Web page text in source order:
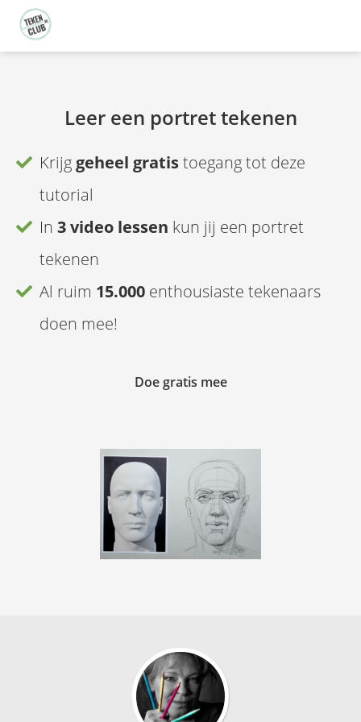
Leer een portret tekenen
Krijg geheel gratistoegang tot deze
tutorial
In 3 video lessen kun jij een portret
tekenen
Al ruim 15.000 enthousiaste tekenaars
doen mee!
Doe gratis mee